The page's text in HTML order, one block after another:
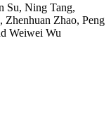
Su, Ning Tang,
Zhao, Peng
Weiwei Wu